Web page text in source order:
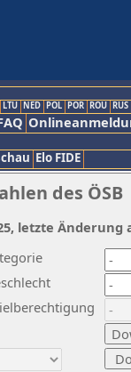
LTU NED POL POR ROU RUS
Elo FIDE
des ÖSB
letzte